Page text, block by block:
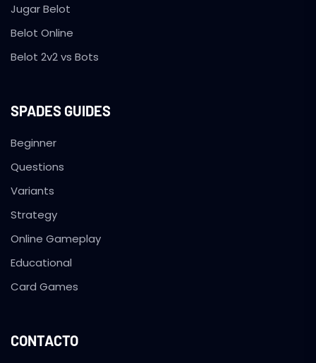
Jugar Belot
Belot Online
Belot 2v2 vs Bots
SPADES GUIDES
Beginner
Questions
Variants
Strategy
Online Gameplay
Educational
Card Games
CONTACTO